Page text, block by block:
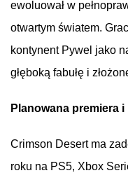
ewoluował w
otwartym światem.
kontynent Pywel jako
głęboką fabułę i
Planowana premiera i
Crimson Desertma
roku na PS5, Xbox